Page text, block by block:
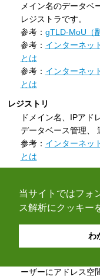
当サイトではフォ
ス解析にクッキー
わ
メイン名のデータベ
レジストラです。
参考： gTLD-MoU（
参考： インターネッ
とは
参考： インターネッ
とは
レジストリ
ドメイン名、IPアド
データベース管理、
参考： インターネッ
とは
⇒インターネット用
直統合とは
ローカルインターネッ
LIRは一般的にイン
ことで、 主として
ーザーにアドレス空